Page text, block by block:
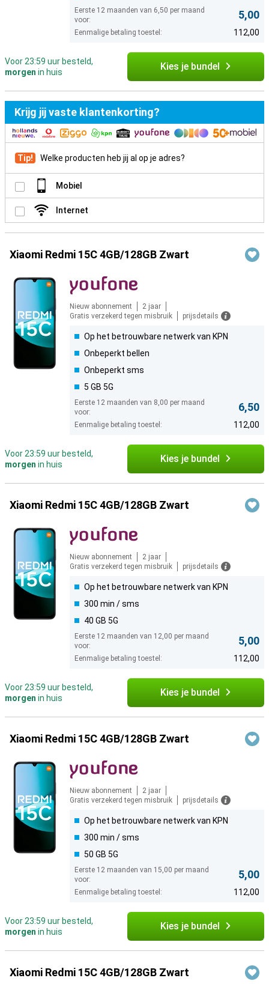
Eerste 12 maanden van 6,50 per maand
voor:
5,00
Eenmalige betaling toestel: 112,00
Voor 23:59 uur besteld,
morgen in huis Kies je bundel
Krijg jij vaste klantenkorting?
Tip! Welke producten heb jij al op je adres?
Mobiel
Internet
Xiaomi Redmi 15C 4GB/128GB Zwart
Nieuw abonnement
2 jaar
Gratis verzekerd tegen misbruik
prijsdetails
Op het betrouwbare netwerk van KPN
Onbeperkt bellen
Onbeperkt sms
5 GB 5G
Eerste 12 maanden van 8,00 per maand
voor:
6,50
Eenmalige betaling toestel: 112,00
Voor 23:59 uur besteld,
morgen in huis Kies je bundel
Xiaomi Redmi 15C 4GB/128GB Zwart
Nieuw abonnement
2 jaar
Gratis verzekerd tegen misbruik
prijsdetails
Op het betrouwbare netwerk van KPN
300 min / sms
40 GB 5G
Eerste 12 maanden van 12,00 per maand
voor:
5,00
Eenmalige betaling toestel: 112,00
Voor 23:59 uur besteld,
morgen in huis Kies je bundel
Xiaomi Redmi 15C 4GB/128GB Zwart
Nieuw abonnement
2 jaar
Gratis verzekerd tegen misbruik
prijsdetails
Op het betrouwbare netwerk van KPN
300 min / sms
50 GB 5G
Eerste 12 maanden van 15,00 per maand
voor:
5,00
Eenmalige betaling toestel: 112,00
Voor 23:59 uur besteld,
morgen in huis Kies je bundel
Xiaomi Redmi 15C 4GB/128GB Zwart